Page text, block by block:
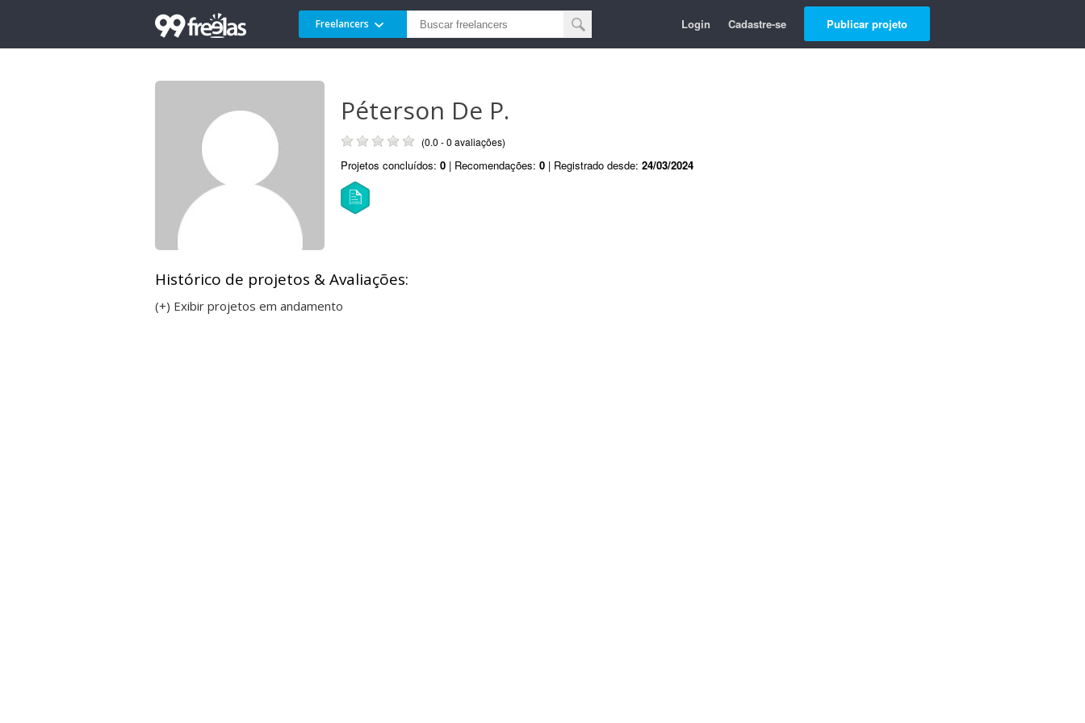
Freelancers Login Cadastre-se Publicar projeto
Péterson De P.
(0.0 - 0 avaliações)
Projetos concluídos: 0 | Recomendações: 0 | Registrado desde: 24/03/2024
Histórico de projetos & Avaliações:
(+) Exibir projetos em andamento